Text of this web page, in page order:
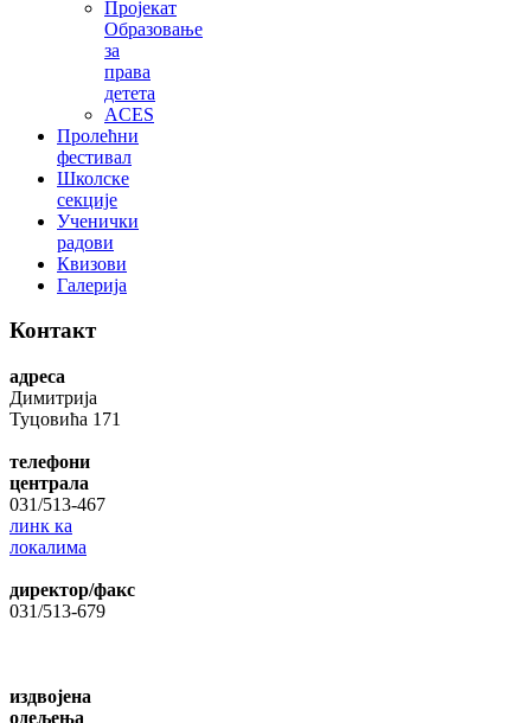
Пројекат
Образовање
за
права
детета
ACES
Пролећни
фестивал
Школске
секције
Ученички
радови
Квизови
Галерија
Контакт
адреса
Димитрија
Туцовића 171
телефони
централа
031/513-467
линк ка
локалима
директор/факс
031/513-679
издвојена
одељења